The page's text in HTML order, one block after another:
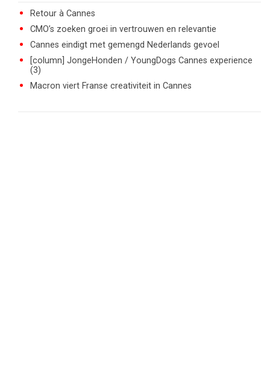
Retour à Cannes
CMO’s zoeken groei in vertrouwen en relevantie
Cannes eindigt met gemengd Nederlands gevoel
[column] JongeHonden / YoungDogs Cannes experience
(3)
Macron viert Franse creativiteit in Cannes